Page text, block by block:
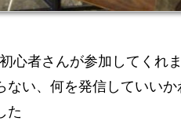
心者さんが参加してくれ
ない、何を発信していい
た